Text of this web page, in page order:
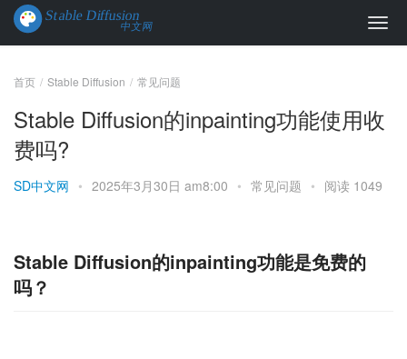
首页 Stable Diffusion 常见问题
Stable Diffusion的inpainting功能使用收
费吗?
SD中文网 • 2025年3月30日 am8:00 • 常见问题 • 阅读 1049
Stable Diffusion的inpainting功能是免费的
吗？